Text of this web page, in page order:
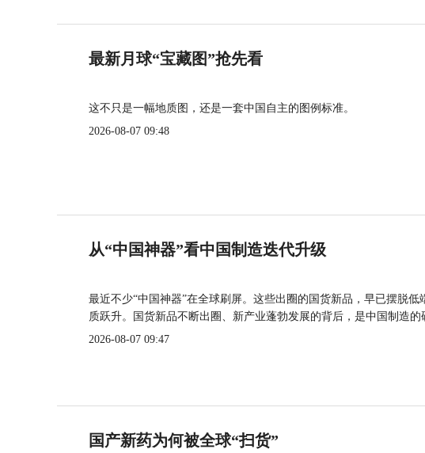
最新月球“宝藏图”抢先看
这不只是一幅地质图，还是一套中国自主的图例标准。
2026-08-07 09:48
从“中国神器”看中国制造迭代升级
最近不少“中国神器”在全球刷屏。这些出圈的国货新品，早已摆脱
质跃升。国货新品不断出圈、新产业蓬勃发展的背后，是中国制造的
2026-08-07 09:47
国产新药为何被全球“扫货”